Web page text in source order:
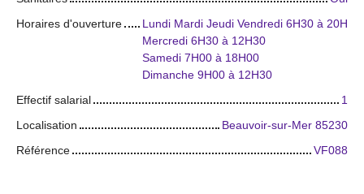
Horaires d'ouverture
Lundi Mardi Jeudi Vendredi 6H30 à 20H
Mercredi 6H30 à 12H30
Samedi 7H00 à 18H00
Dimanche 9H00 à 12H30
Effectif salarial
1
Localisation
Beauvoir-sur-Mer 85230
Référence
VF088